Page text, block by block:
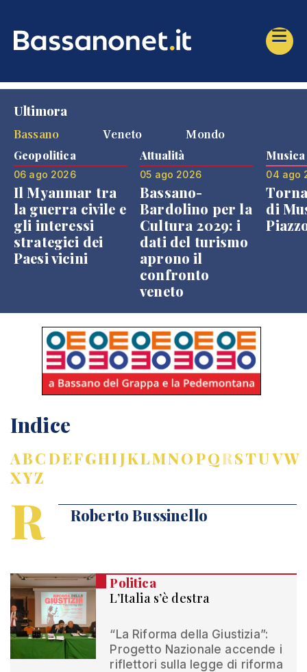
Ultimora
Bassano
Veneto Mondo
Geopolitica
06 ago 2026
Il Myanmar tra
la guerra civile e
gli interessi
strategici dei
Paesi vicini
Attualità
05 ago 2026
Bassano-
Bardolino per la
Cultura 2029: i
dati del turismo
aprono il
confronto
veneto
Musica
04 ago
di
Indice
ABCDEFGHIJKLMNOPQRSTUVW
XYZ
R Roberto Bussinello
Politica
L’Italia s’è destra
“La Riforma della Giustizia”:
Progetto Nazionale accende i
riflettori sulla legge di riforma